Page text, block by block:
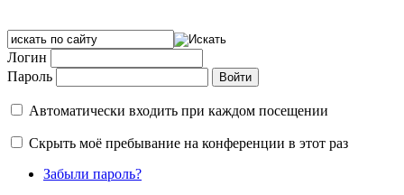
Логин
Пароль
Автоматически входить при каждом посещении
Скрыть моё пребывание на конференции в этот раз
Забыли пароль?